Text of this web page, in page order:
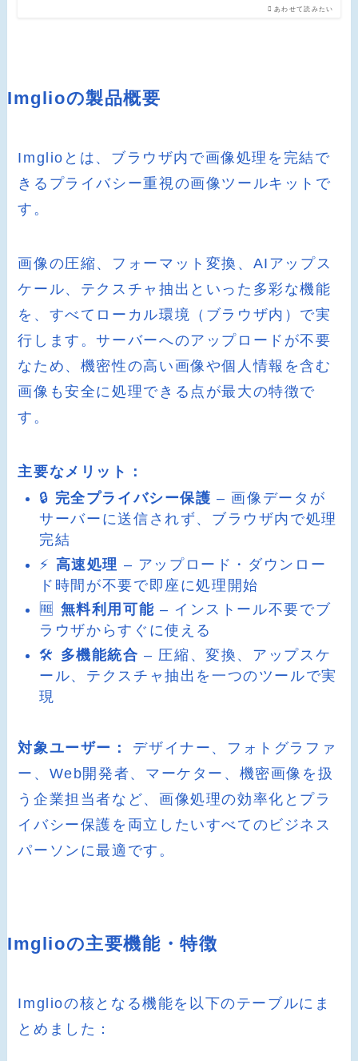
あわせて読みたい
Imglioの製品概要
Imglioとは、ブラウザ内で画像処理を完結で
きるプライバシー重視の画像ツールキットで
す。
画像の圧縮、フォーマット変換、AIアップス
ケール、テクスチャ抽出といった多彩な機能
を、すべてローカル環境（ブラウザ内）で実
行します。サーバーへのアップロードが不要
なため、機密性の高い画像や個人情報を含む
画像も安全に処理できる点が最大の特徴で
す。
主要なメリット：
🔒 完全プライバシー保護 – 画像データが
サーバーに送信されず、ブラウザ内で処理
完結
⚡ 高速処理 – アップロード・ダウンロー
ド時間が不要で即座に処理開始
🆓 無料利用可能 – インストール不要でブ
ラウザからすぐに使える
🛠️ 多機能統合 – 圧縮、変換、アップスケ
ール、テクスチャ抽出を一つのツールで実
現
対象ユーザー：
デザイナー、フォトグラファ
ー、Web開発者、マーケター、機密画像を扱
う企業担当者など、画像処理の効率化とプラ
イバシー保護を両立したいすべてのビジネス
パーソンに最適です。
Imglioの主要機能・特徴
Imglioの核となる機能を以下のテーブルにま
とめました：